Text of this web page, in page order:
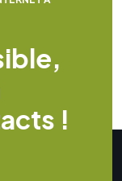
ible,
acts !